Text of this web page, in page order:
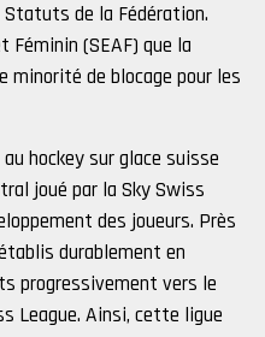
de la Fédération.
(SEAF) que la
minorité de blocage pour les
hockey sur glace suisse
joué par la Sky Swiss
des joueurs. Près
durablement en
progressivement vers le
League. Ainsi, cette ligue